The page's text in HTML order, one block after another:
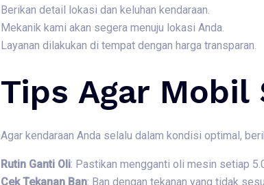
Berikan detail lokasi dan keluhan kendaraan.
Mekanik kami akan segera menuju lokasi Anda.
Layanan dilakukan di tempat dengan harga transparan.
Tips Agar Mobil
Agar kendaraan Anda selalu dalam kondisi optimal,
Rutin Ganti Oli: Pastikan mengganti oli mesin setiap
Cek Tekanan Ban: Ban dengan tekanan yang tidak